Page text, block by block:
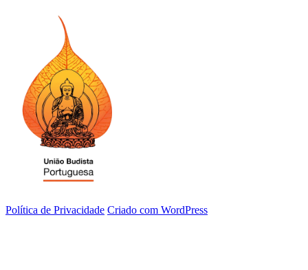
Política de Privacidade Criado com WordPress